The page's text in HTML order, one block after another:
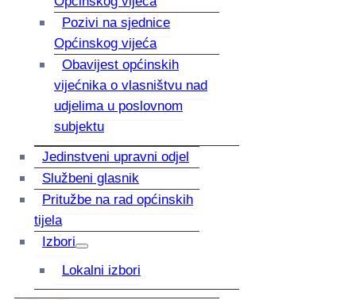
Pozivi na sjednice
Općinskog vijeća
Obavijest općinskih
vijećnika o vlasništvu nad
udjelima u poslovnom
subjektu
Jedinstveni upravni odjel
Službeni glasnik
Pritužbe na rad općinskih
tijela
Izbori
Lokalni izbori